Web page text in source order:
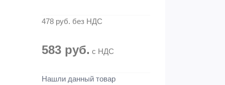
478 руб. без НДС
583 руб. с НДС
Нашли данный товар